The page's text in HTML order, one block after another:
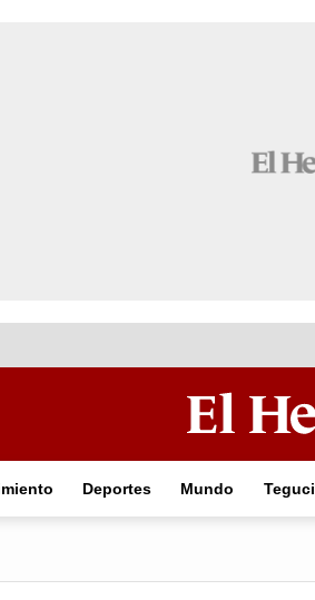
Deportes Mundo